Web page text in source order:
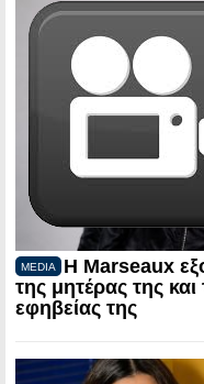
MEDIA
Η Marseaux
της μητέρας της
εφηβείας της